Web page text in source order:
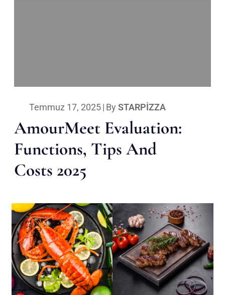
Temmuz 17, 2025| By STARPIZZA
AmourMeet Evaluation:
Functions, Tips And
Costs 2025